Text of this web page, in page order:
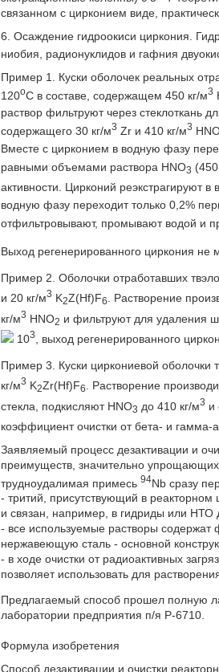
связанном с цирконием виде,
6. Осаждение гидроокиси циркония.
ниобия, радионуклидов и гафния
Пример 1. Куски оболочек реальных
120oC в составе, содержащем 450 кг/м3
раствор фильтруют через стеклоткань
содержащего 30 кг/м3 Zr и 410 кг/м3
Вместе с цирконием в водную фазу
равными объемами раствора HNO3
активности. Цирконий реэкстрагируют
водную фазу переходит только 0,2%
отфильтровывают, промывают водой и
Выход регенерированного циркония не
Пример 2. Оболочки отработавших
и 20 кг/м3 K2Z(Hf)F6
. Растворение
кг/м3 HNO2 и фильтруют для удаления
103 , выход регенерированного
Пример 3. Куски циркониевой оболочки
кг/м3 K2Zr(Hf)F6 . Растворение
стекла, подкисляют HNO3 до 410 кг/м3 и
коэффициент очистки от бета- и гамма-
Заявляемый процесс дезактивации и
преимуществ, значительно
трудноудалимая примесь94Nb сразу
- тритий, присутствующий в
и связан, например, в гидриды или НТО
- все используемые растворы содержат
нержавеющую сталь - основной
- в ходе очистки от радиоактивных
позволяет использовать для
Предлагаемый способ прошел полную
лаборатории предприятия п/я Р-6710.
Формула изобретения
Способ дезактивации и очистки